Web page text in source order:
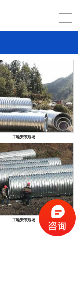
工地安装现场
工地安装现场